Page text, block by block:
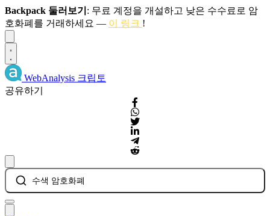
Backpack 둘러보기 : 무료 계정을 개설하고 낮은 수수료로 암
호화폐를 거래하세요 — 이 링크 !
WebAnalysis 크립토
공유하기
수색 암호화폐